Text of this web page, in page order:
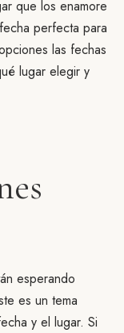
que los enamore
perfecta para
las fechas
lugar elegir y
esperando
es un tema
y el lugar. Si